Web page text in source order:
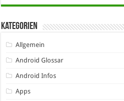
Kategorien
Allgemein
Android Glossar
Android Infos
Apps